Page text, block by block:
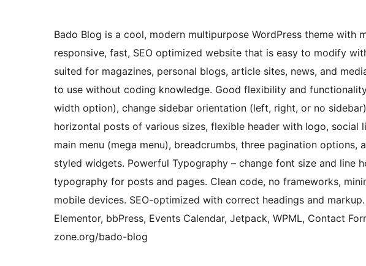
Bado Blog is a cool, modern multipurpose WordPress theme with
responsive, fast, SEO optimized website that is easy to modify
suited for magazines, personal blogs, article sites, news, and
to use without coding knowledge. Good flexibility and
width option), change sidebar orientation (left, right, or no
horizontal posts of various sizes, flexible header with logo, social
main menu (mega menu), breadcrumbs, three pagination
styled widgets. Powerful Typography – change font size and line
typography for posts and pages. Clean code, no frameworks,
mobile devices. SEO-optimized with correct headings and
Elementor, bbPress, Events Calendar, Jetpack, WPML, Contact
zone.org/bado-blog